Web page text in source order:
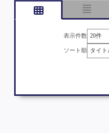
表示件数
ソート順